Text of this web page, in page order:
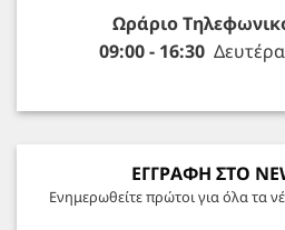
Ωράριο
09:00 - 16:30
ΕΓΓΡΑΦΗ ΣΤΟ
Ενημερωθείτε πρώτοι για όλα τα